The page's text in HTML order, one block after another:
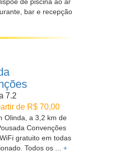
bar e recepção
7.2
de R$ 70,00
Olinda, a 3,2 km de
Convenções
gratuito em todas
Todos os ... +